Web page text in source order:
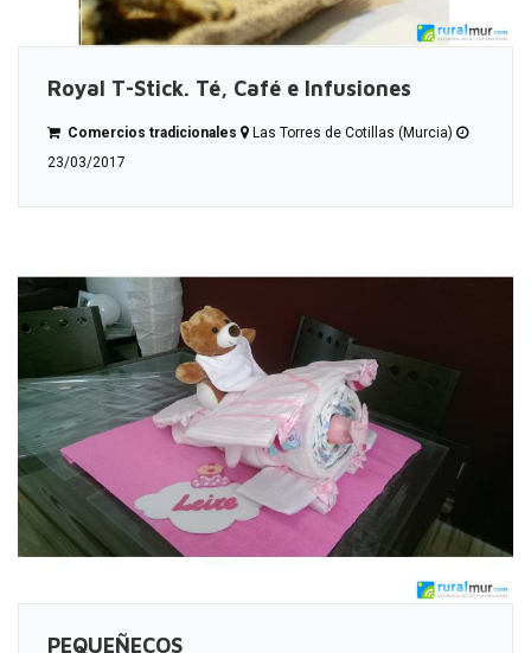
Royal T-Stick. Té, Café e Infusiones
Comercios tradicionales
Las Torres de Cotillas (Murcia)
23/03/2017
PEQUEÑECOS